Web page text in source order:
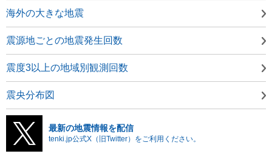
海外の大きな地震
震源地ごとの地震発生回数
震度3以上の地域別観測回数
震央分布図
最新の地震情報を配信
tenki.jp公式X（旧Twitter）をご利用ください。